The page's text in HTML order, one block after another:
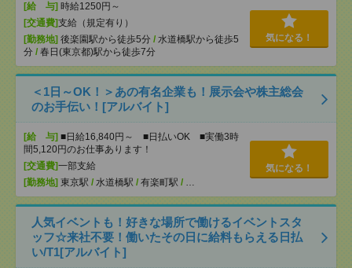
[給 与] 時給1250円～
[交通費]支給（規定有り）
[勤務地] 後楽園駅から徒歩5分 / 水道橋駅から徒歩5
分 / 春日(東京都)駅から徒歩7分
気になる！
＜1日～OK！＞あの有名企業も！展示会や株主総会
のお手伝い！[アルバイト]
[給 与] ■日給16,840円～ ■日払いOK ■実働3時
間5,120円のお仕事あります！
[交通費]一部支給
[勤務地] 東京駅 / 水道橋駅 / 有楽町駅 / …
気になる！
人気イベントも！好きな場所で働けるイベントスタ
ッフ☆来社不要！働いたその日に給料もらえる日払
い/T1[アルバイト]